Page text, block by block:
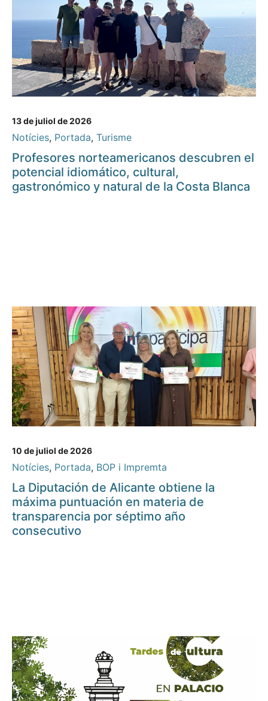
13 de juliol de 2026
Notícies, Portada, Turisme
Profesores norteamericanos descubren el
potencial idiomático, cultural,
gastronómico y natural de la Costa Blanca
10 de juliol de 2026
Notícies, Portada, BOP i Impremta
La Diputación de Alicante obtiene la
máxima puntuación en materia de
transparencia por séptimo año
consecutivo